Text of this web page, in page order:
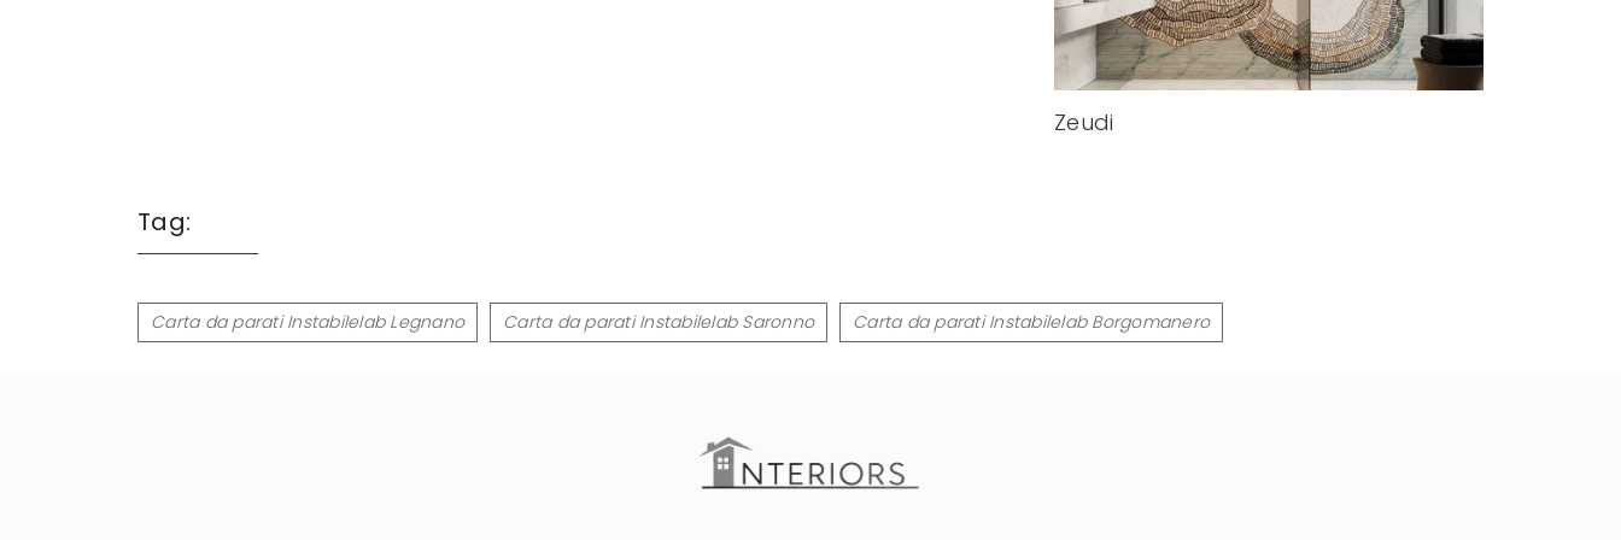
Zeudi
Tag:
Carta da parati Instabilelab Legnano Carta da parati Instabilelab Saronno Carta da parati Instabilelab Borgomanero